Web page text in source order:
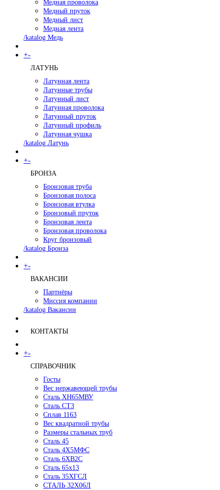
Медная проволока
Медный пруток
Медный лист
Медная лента
/katalog Медь
+-
ЛАТУНЬ
Латунная лента
Латунные трубы
Латунный лист
Латунная проволока
Латунный пруток
Латунный профиль
Латунная чушка
/katalog Латунь
+-
БРОНЗА
Бронзовая труба
Бронзовая полоса
Бронзовая втулка
Бронзовый пруток
Бронзовая лента
Бронзовая проволока
Круг бронзовый
/katalog Бронза
+-
ВАКАНСИИ
Партнёры
Миссия компании
/katalog Вакансии
КОНТАКТЫ
+-
СПРАВОЧНИК
Госты
Вес нержавеющей трубы
Сталь ХН65МВУ
Сталь СТ3
Сплав 1163
Вес квадратной трубы
Размеры стальных труб
Сталь 45
Сталь 4Х5МФС
Сталь 6ХВ2С
Сталь 65х13
Сталь 35ХГСЛ
СТАЛЬ 32Х06Л